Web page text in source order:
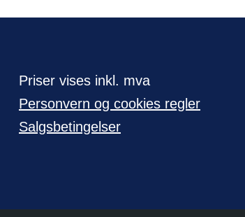
Priser vises inkl. mva
Personvern og cookies regler
Salgsbetingelser